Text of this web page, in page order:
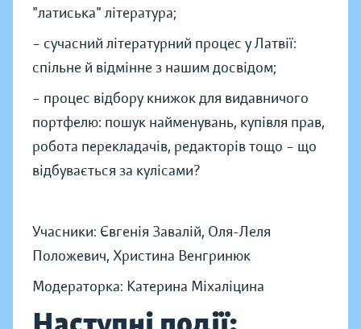
"латиська" література;
– сучасний літературний процес у Латвії:
спільне й відмінне з нашим досвідом;
– процес відбору книжок для видавничого
портфелю: пошук найменувань, купівля прав,
робота перекладачів, редакторів тощо – що
відбувається за кулісами?
Учасники: Євгенія Завалій, Оля-Леля
Положевич, Христина Венгринюк
Модераторка: Катерина Міхаліцина